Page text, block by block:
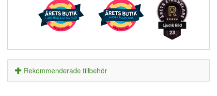
Rekommenderade tillbehör